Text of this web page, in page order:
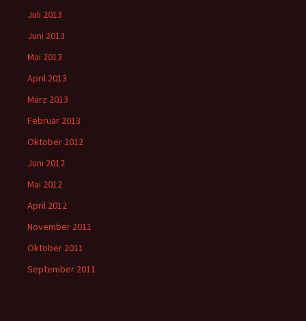
Juli 2013
Juni 2013
Mai 2013
April 2013
März 2013
Februar 2013
Oktober 2012
Juni 2012
Mai 2012
April 2012
November 2011
Oktober 2011
September 2011